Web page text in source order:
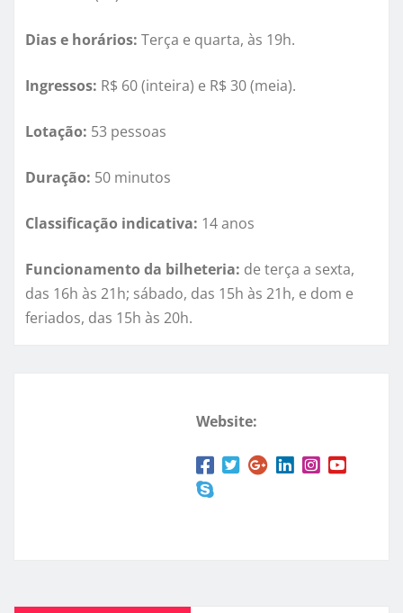
Dias e horários: Terça e quarta, às 19h.
Ingressos: R$ 60 (inteira) e R$ 30 (meia).
Lotação: 53 pessoas
Duração: 50 minutos
Classificação indicativa: 14anos
Funcionamento da bilheteria: de terça a sexta,
das 16h às 21h; sábado, das 15h às 21h, e dom e
feriados, das 15h às 20h.
Website: